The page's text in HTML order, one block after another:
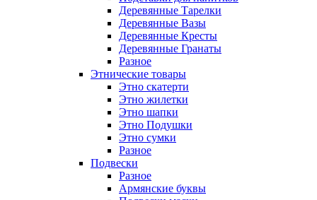
Деревянные Тарелки
Деревянные Вазы
Деревянные Кресты
Деревянные Гранаты
Разное
Этнические товары
Этно скатерти
Этно жилетки
Этно шапки
Этно Подушки
Этно сумки
Разное
Подвески
Разное
Армянские буквы